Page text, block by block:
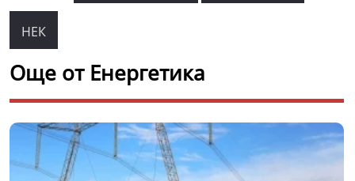
НЕК
Още от Енергетика